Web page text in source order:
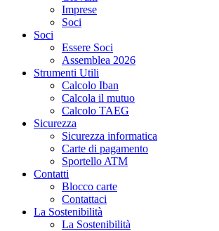
Imprese
Soci
Soci
Essere Soci
Assemblea 2026
Strumenti Utili
Calcolo Iban
Calcola il mutuo
Calcolo TAEG
Sicurezza
Sicurezza informatica
Carte di pagamento
Sportello ATM
Contatti
Blocco carte
Contattaci
La Sostenibilità
La Sostenibilità